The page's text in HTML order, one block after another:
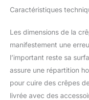
Caractéristiques
Les dimensions de la
manifestement une
l’important reste sa
assure une répartition
pour cuire des crêpes
livrée avec des